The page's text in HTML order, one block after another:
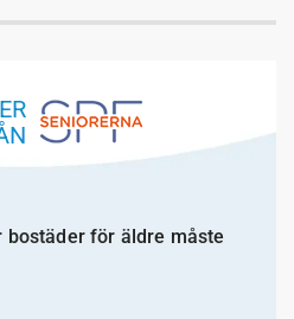
för äldre måste